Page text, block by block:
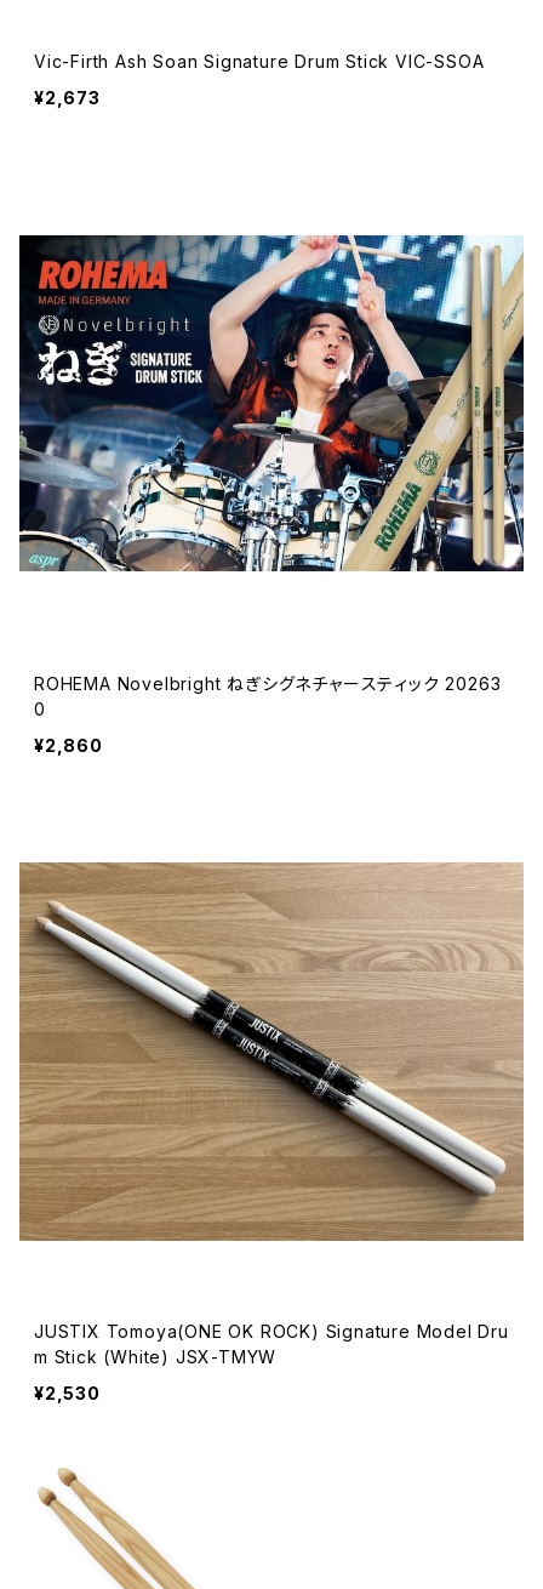
Vic-Firth Ash Soan Signature Drum Stick VIC-SSOA
¥2,673
ROHEMA Novelbright ねぎシグネチャースティック 20263
0
¥2,860
JUSTIX Tomoya(ONE OK ROCK) Signature Model Dru
m Stick (White) JSX-TMYW
¥2,530